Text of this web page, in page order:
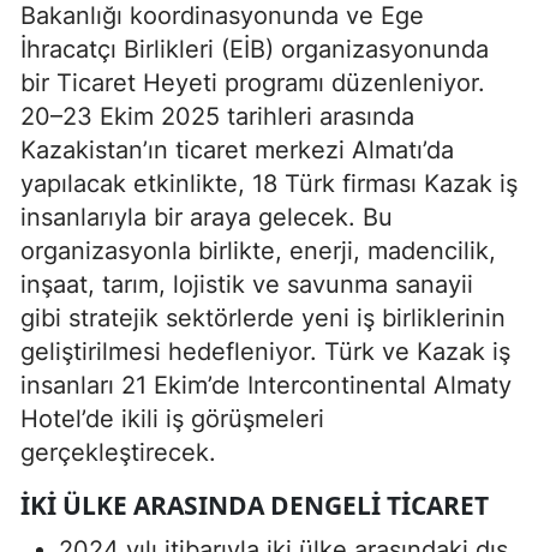
Bakanlığı koordinasyonunda ve Ege
İhracatçı Birlikleri (EİB) organizasyonunda
bir Ticaret Heyeti programı düzenleniyor.
20–23 Ekim 2025 tarihleri arasında
Kazakistan’ın ticaret merkezi Almatı’da
yapılacak etkinlikte, 18 Türk firması Kazak iş
insanlarıyla bir araya gelecek. Bu
organizasyonla birlikte, enerji, madencilik,
inşaat, tarım, lojistik ve savunma sanayii
gibi stratejik sektörlerde yeni iş birliklerinin
geliştirilmesi hedefleniyor. Türk ve Kazak iş
insanları 21 Ekim’de Intercontinental Almaty
Hotel’de ikili iş görüşmeleri
gerçekleştirecek.
İKI ÜLKE ARASINDA DENGELI TICARET